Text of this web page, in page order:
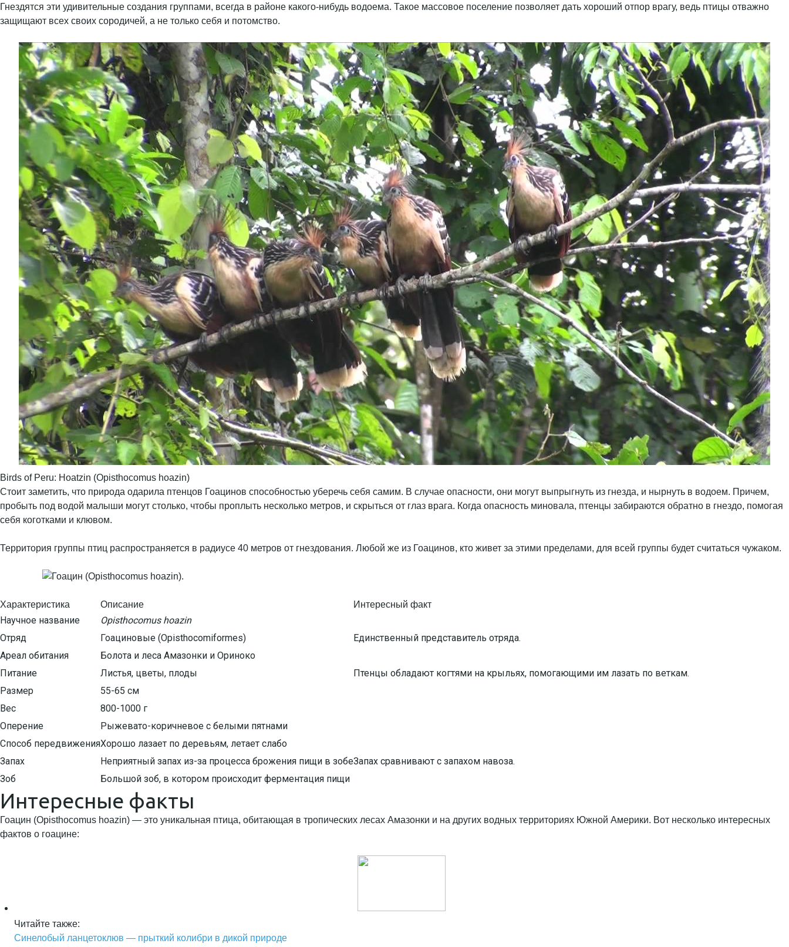
Гнездятся эти удивительные создания группами, всегда в районе какого-нибудь водоема. Такое массовое поселение позволяет дать хороший отпор врагу, ведь птицы отважно
защищают всех своих сородичей, а не только себя и потомство.
Birds of Peru: Hoatzin (Opisthocomus hoazin)
Стоит заметить, что природа одарила птенцов Гоацинов способностью уберечь себя самим. В случае опасности, они могут выпрыгнуть из гнезда, и нырнуть в водоем. Причем,
пробыть под водой малыши могут столько, чтобы проплыть несколько метров, и скрыться от глаз врага. Когда опасность миновала, птенцы забираются обратно в гнездо, помогая
себя коготками и клювом.
Территория группы птиц распространяется в радиусе 40 метров от гнездования. Любой же из Гоацинов, кто живет за этими пределами, для всей группы будет считаться чужаком.
Характеристика Описание Интересный факт
Научное название
Opisthocomus hoazin
Отряд
Гоациновые (Opisthocomiformes)
Единственный представитель отряда.
Ареал обитания
Болота и леса Амазонки и Ориноко
Питание
Листья, цветы, плоды
Птенцы обладают когтями на крыльях, помогающими им лазать по веткам.
Размер
55-65 см
Вес
800-1000 г
Оперение
Рыжевато-коричневое с белыми пятнами
Способ передвиженияХорошо лазает по деревьям, летает слабо
Запах
Неприятный запах из-за процесса брожения пищи в зобеЗапах сравнивают с запахом навоза.
Зоб
Большой зоб, в котором происходит ферментация пищи
Интересные факты
Гоацин (Opisthocomus hoazin) — это уникальная птица, обитающая в тропических лесах Амазонки и на других водных территориях Южной Америки. Вот несколько интересных
фактов о гоацине:
Читайте также:
Синелобый ланцетоклюв — прыткий колибри в дикой природе